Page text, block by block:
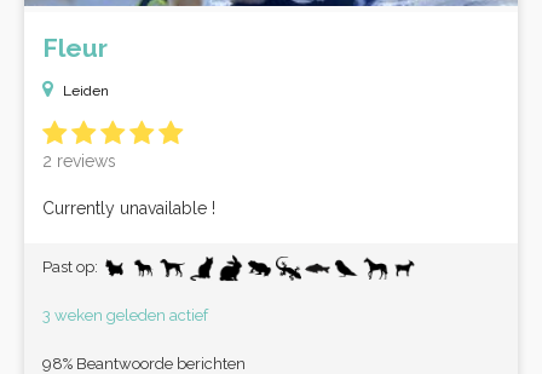
Fleur
Leiden
2 reviews
Currently unavailable !
Past op:
3 weken geleden actief
98% Beantwoorde berichten